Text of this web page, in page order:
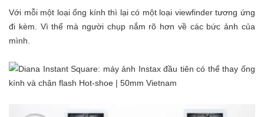
Với mỗi một loại ống kính thì lại có một loại viewfinder tương ứng
đi kèm. Vì thế mà người chụp nắm rõ hơn về các bức ảnh của
mình.